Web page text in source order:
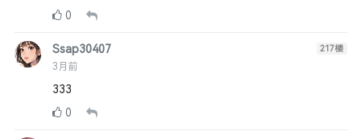
0
Ssap30407
3月前
217楼
333
0